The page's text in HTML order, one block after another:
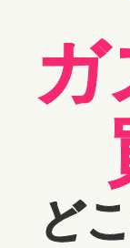
ガ
ど